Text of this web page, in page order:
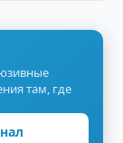
там, где